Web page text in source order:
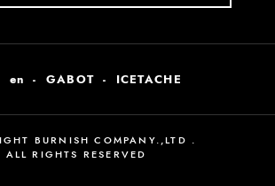
en GABOT ICETACHE
BURNISH COMPANY.,LTD .
ALL RIGHTS RESERVED